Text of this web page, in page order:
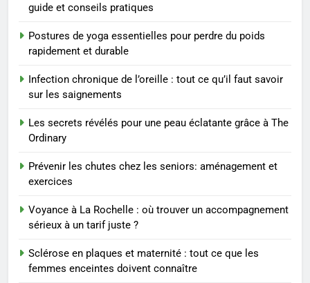
8
Voyance à La Rochelle : où
trouver un accompagnement
sérieux à un tarif juste ?
BIEN ÊTRE
1
reviennent chaque année
2
entreprise solide
ENTREPRISE
guide et conseils pratiques
Postures de yoga essentielles pour perdre du poids
rapidement et durable
Infection chronique de l’oreille : tout ce qu’il faut savoir
sur les saignements
Les secrets révélés pour une peau éclatante grâce à The
Ordinary
Prévenir les chutes chez les seniors: aménagement et
exercices
Voyance à La Rochelle : où trouver un accompagnement
sérieux à un tarif juste ?
Sclérose en plaques et maternité : tout ce que les
femmes enceintes doivent connaître